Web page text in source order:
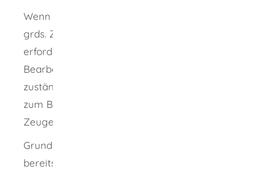
Wenn Sie eine Anzeige erstatten, sind Sie
grds. Zeuge im Strafverfahren. Es kann
erforderlich sein, Sie im Rahmen der weiteren
Bearbeitung Ihrer Anzeige auf die hierfür
zuständige Polizeidienststelle vorzuladen, um
zum Beispiel mit Ihnen persönlich eine
Zeugenvernehmung durchführen zu können.
Grundsätzlich gilt, je mehr Informationen Sie
bereitstellen, desto höher sind die Chancen,